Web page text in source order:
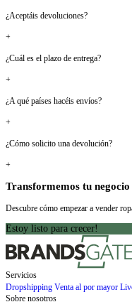
¿Aceptáis devoluciones?
+
¿Cuál es el plazo de entrega?
+
¿A qué países hacéis envíos?
+
¿Cómo solicito una devolución?
+
Transformemos tu
Descubre cómo empezar a vender
Estoy listo para crecer!
Servicios
Dropshipping Venta al por mayor
Sobre nosotros